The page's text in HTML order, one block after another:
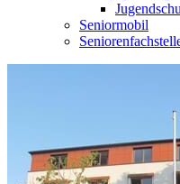
Seniormobil